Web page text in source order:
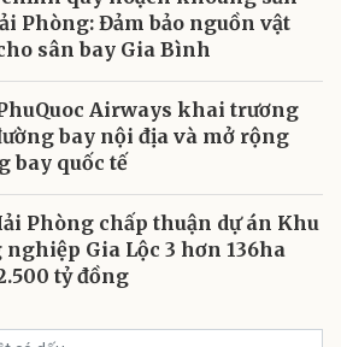
Phòng: Đảm bảo nguồn vật
sân bay Gia Bình
Airways khai trương
bay nội địa và mở rộng
bay quốc tế
Phòng chấp thuận dự án Khu
nghiệp Gia Lộc 3 hơn 136ha
tỷ đồng